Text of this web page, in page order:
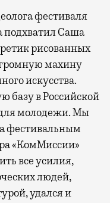
фестиваля
подхватил Саша
рисованных
махину
искусства.
базу в Российской
для молодежи. Мы
фестивальным
«КомМиссии»
все усилия,
людей,
удался и